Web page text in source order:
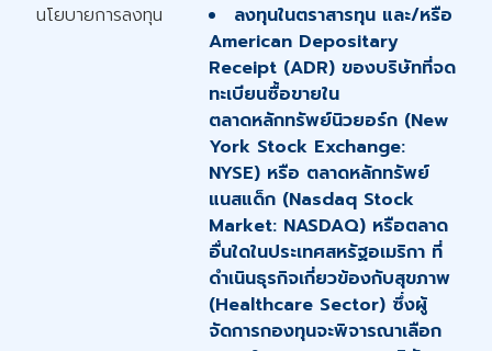
นโยบายการลงทุน
ลงทุนในตราสารทุน และ/หรือ
American Depositary
Receipt (ADR) ของบริษัทที่จด
ทะเบียนซื้อขายใน
ตลาดหลักทรัพย์นิวยอร์ก (New
York Stock Exchange:
NYSE) หรือ ตลาดหลักทรัพย์
แนสแด็ก (Nasdaq Stock
Market: NASDAQ) หรือตลาด
อื่นใดในประเทศสหรัฐอเมริกา ที่
ดำเนินธุรกิจเกี่ยวข้องกับสุขภาพ
(Healthcare Sector) ซึ่งผู้
จัดการกองทุนจะพิจารณาเลือก